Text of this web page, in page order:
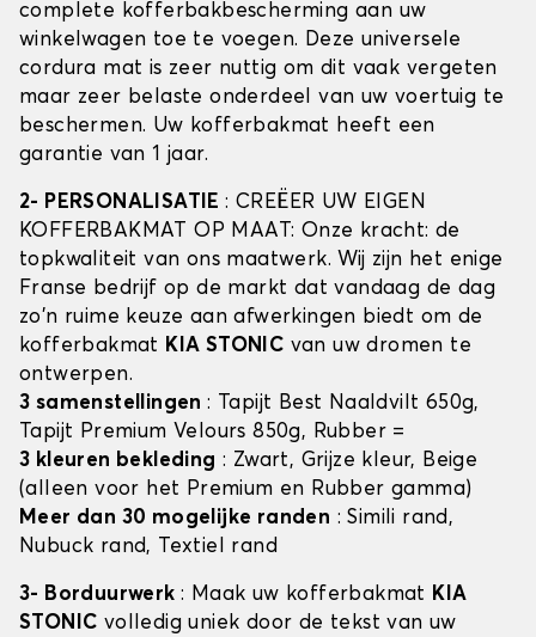
complete kofferbakbescherming aan uw
winkelwagen toe te voegen. Deze universele
cordura mat is zeer nuttig om dit vaak vergeten
maar zeer belaste onderdeel van uw voertuig te
beschermen. Uw kofferbakmat heeft een
garantie van 1 jaar.
2- PERSONALISATIE: CREËER UW EIGEN
KOFFERBAKMAT OP MAAT: Onze kracht: de
topkwaliteit van ons maatwerk. Wij zijn het enige
Franse bedrijf op de markt dat vandaag de dag
zo'n ruime keuze aan afwerkingen biedt om de
kofferbakmat KIA STONIC van uw dromen te
ontwerpen.
3 samenstellingen: Tapijt Best Naaldvilt 650g,
Tapijt Premium Velours 850g, Rubber =
3 kleuren bekleding : Zwart, Grijze kleur, Beige
(alleen voor het Premium en Rubber gamma)
Meer dan 30 mogelijke randen : Simili rand,
Nubuck rand, Textiel rand
3- Borduurwerk : Maak uw kofferbakmat KIA
STONIC volledig uniek door de tekst van uw